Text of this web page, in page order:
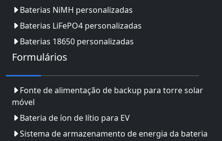
Baterias NiMH personalizadas
Baterias LiFePO4 personalizadas
Baterias 18650 personalizadas
Formulários
Fonte de alimentação de backup para torre solar
móvel
Bateria de íon de lítio para EV
Sistema de armazenamento de energia da bateria